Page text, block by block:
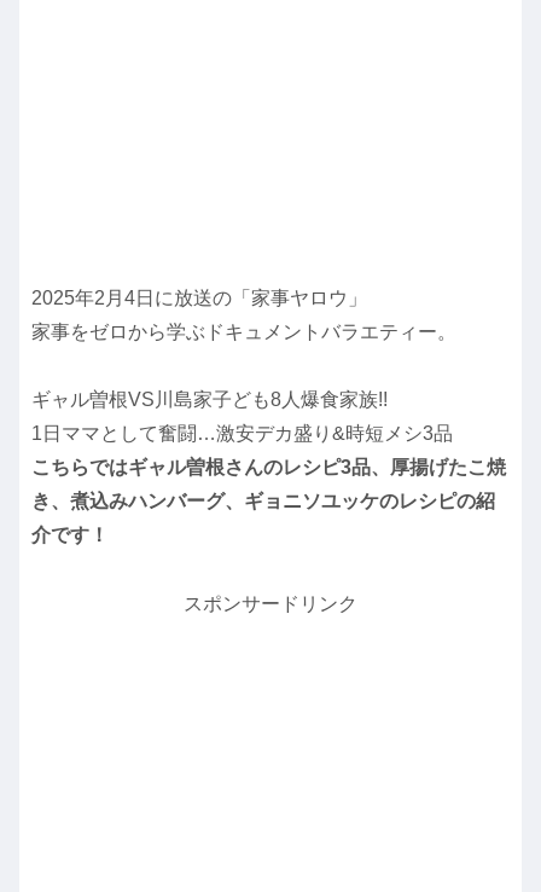
2025年2月4日に放送の「家事ヤロウ」
家事をゼロから学ぶドキュメントバラエティー。
ギャル曽根VS川島家子ども8人爆食家族!!
1日ママとして奮闘…激安デカ盛り&時短メシ3品
こちらではギャル曽根さんのレシピ3品、厚揚げたこ焼
き、煮込みハンバーグ、ギョニソユッケのレシピの紹
介です！
スポンサードリンク